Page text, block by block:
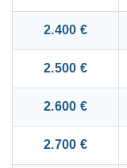
2.400 €
2.500 €
2.600 €
2.700 €